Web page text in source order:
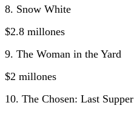
8. Snow White
$2.8 millones
9. The Woman in the Yard
$2 millones
10. The Chosen: Last